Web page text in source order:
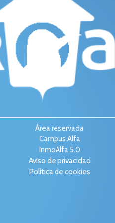
Área reservada
Campus Alfa
InmoAlfa 5.0
Aviso de privacidad
Política de cookies